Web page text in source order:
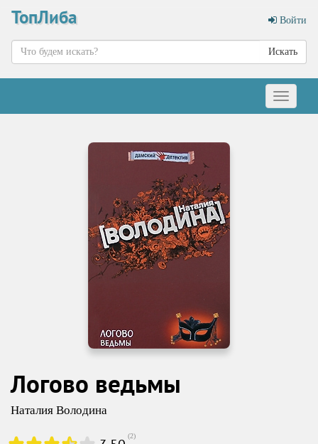
ТопЛиба Войти
Искать
Меню
Логово ведьмы
Наталия Володина
(2)